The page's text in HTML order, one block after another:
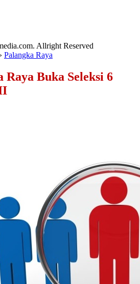
Allright Reserved
Palangka Raya
Raya Buka Seleksi 6